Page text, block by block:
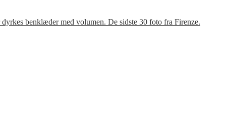
benklæder med volumen. De sidste 30 foto fra Firenze.